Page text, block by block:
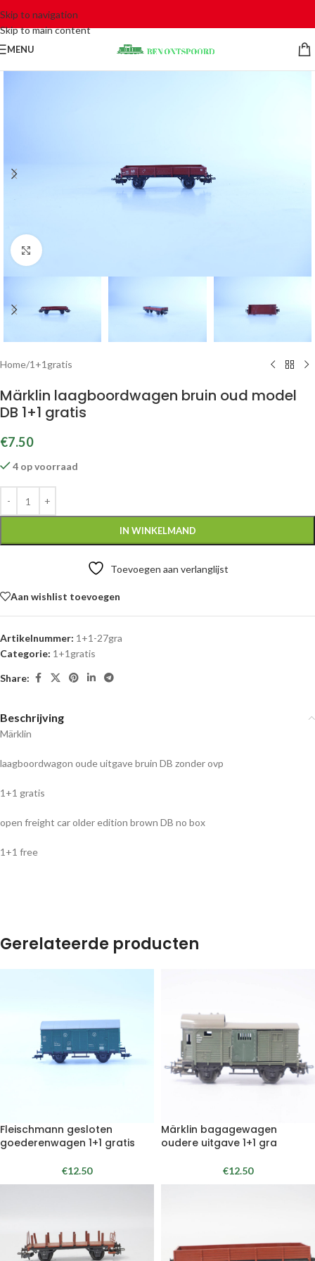
Skip to navigation
Skip to main content
MENU
Click to enlarge
Home/1+1gratis
Märklin laagboordwagen bruin oud model
DB 1+1 gratis
€7.50
4 op voorraad
IN WINKELMAND
Toevoegen aan verlanglijst
Aan wishlist toevoegen
Artikelnummer: 1+1-27gra
Categorie: 1+1gratis
Share:
Beschrijving
Märklin
laagboordwagon oude uitgave bruin DB zonder ovp
1+1 gratis
open freight car older edition brown DB no box
1+1 free
Gerelateerde producten
Fleischmann gesloten
goederenwagen 1+1 gratis
€12.50
Märklin bagagewagen
oudere uitgave 1+1 gra
€12.50